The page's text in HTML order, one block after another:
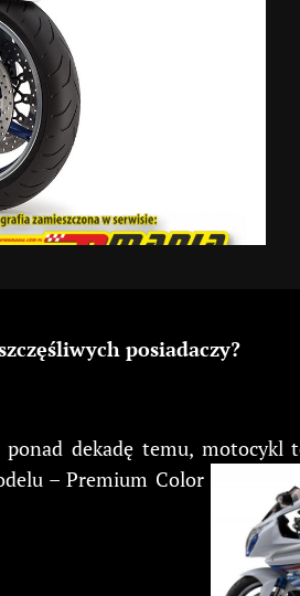
posiadaczy?
dekadę temu,
– Premium Color